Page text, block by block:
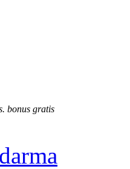
bonus gratis